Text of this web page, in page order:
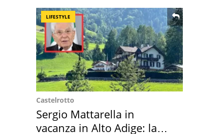
LIFESTYLE
Castelrotto
Sergio Mattarella in
vacanza in Alto Adige: la